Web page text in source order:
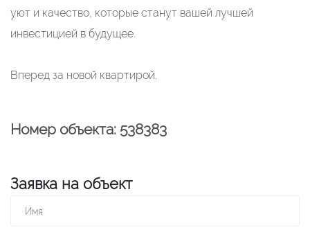
уют и качество, которые станут вашей лучшей
инвестицией в будущее.
Вперед за новой квартирой.
Номер объекта: 538383
Заявка на объект